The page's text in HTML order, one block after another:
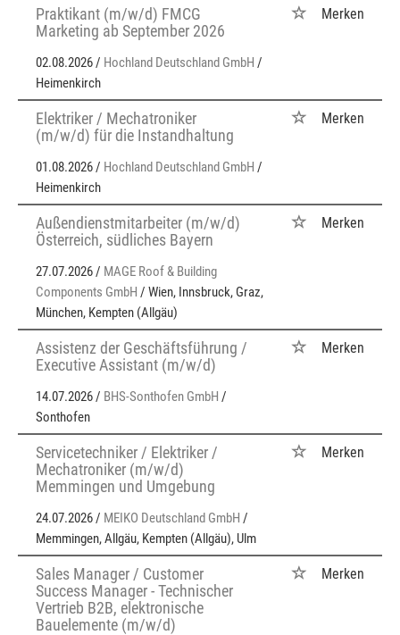
Praktikant (m/w/d) FMCG
Marketing ab September 2026
02.08.2026 / Hochland Deutschland GmbH /
Heimenkirch
Merken
Elektriker / Mechatroniker
(m/w/d) für die Instandhaltung
01.08.2026 / Hochland Deutschland GmbH /
Heimenkirch
Merken
Außendienstmitarbeiter (m/w/d)
Österreich, südliches Bayern
27.07.2026 / MAGE Roof & Building
Components GmbH / Wien, Innsbruck, Graz,
München, Kempten (Allgäu)
Merken
Assistenz der Geschäftsführung /
Executive Assistant (m/w/d)
14.07.2026 / BHS-Sonthofen GmbH /
Sonthofen
Merken
Servicetechniker / Elektriker /
Mechatroniker (m/w/d)
Memmingen und Umgebung
24.07.2026 / MEIKO Deutschland GmbH /
Memmingen, Allgäu, Kempten (Allgäu), Ulm
Merken
Sales Manager / Customer
Success Manager - Technischer
Vertrieb B2B, elektronische
Bauelemente (m/w/d)
Merken